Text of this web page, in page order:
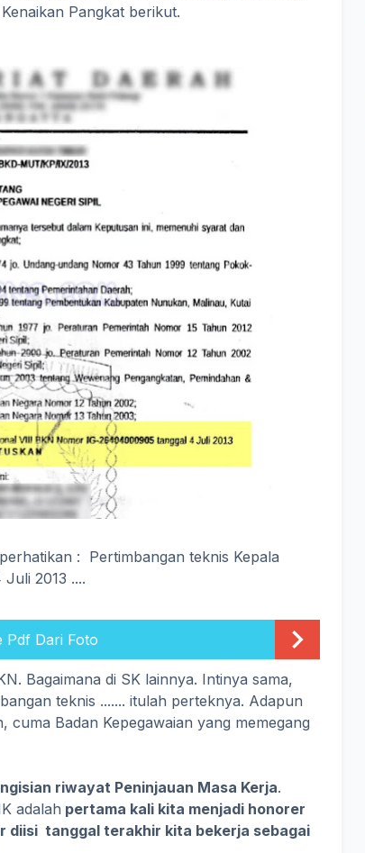
Pangkat berikut.
: Pertimbangan teknis Kepala
2013 ....
Pdf Dari Foto
Bagaimana di SK lainnya. Intinya sama,
teknis ....... itulah perteknya. Adapun
cuma Badan Kepegawaian yang memegang
riwayat Peninjauan Masa Kerja.
adalah pertama kali kita menjadi honorer
diisi tanggal terakhir kita bekerja sebagai